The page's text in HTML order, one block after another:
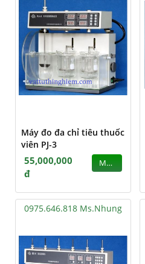
Máy đo đa chỉ tiêu thuốc
viên PJ-3
55,000,000
đ
MUA
0975.646.818 Ms.Nhung